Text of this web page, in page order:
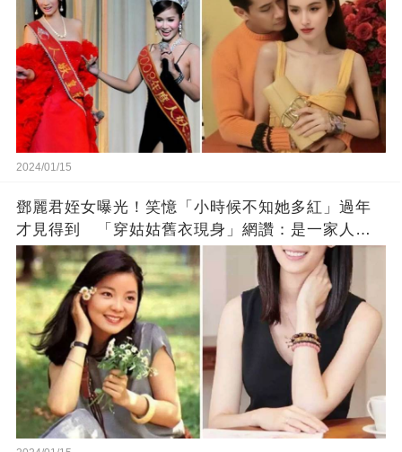
2024/01/15
鄧麗君姪女曝光！笑憶「小時候不知她多紅」過年
才見得到 「穿姑姑舊衣現身」網讚：是一家人沒
錯!